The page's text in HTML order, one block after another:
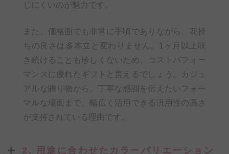
じにくいのが魅力です。
また、価格面でも非常に手頃でありながら、花持
ちの良さは多本立と変わりません。1ヶ月以上咲
き続けることも珍しくないため、コストパフォー
マンスに優れたギフトと言えるでしょう。カジュ
アルな贈り物から、丁寧な感謝を伝えたいフォー
マルな場面まで、幅広く活用できる汎用性の高さ
が支持されている理由です。
2. 用途に合わせたカラーバリエーション